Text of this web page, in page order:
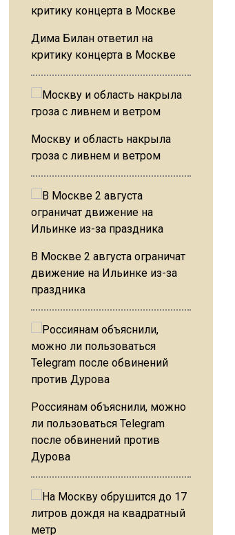
Дима Билан ответил на
критику концерта в Москве
Москву и область накрыла
гроза с ливнем и ветром
В Москве 2 августа ограничат
движение на Ильинке из-за
праздника
Россиянам объяснили, можно
ли пользоваться Telegram
после обвинений против
Дурова